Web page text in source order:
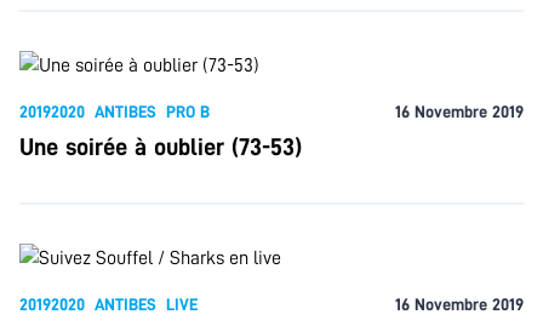
20192020 ANTIBES PRO B 16 Novembre 2019
Une soirée à oublier (73-53)
20192020 ANTIBES LIVE 16 Novembre 2019